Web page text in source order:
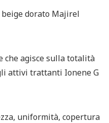
dorato Majirel
che agisce sulla totalità
attivi trattanti Ionene G
uniformità, copertura